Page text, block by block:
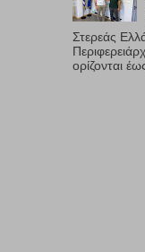
Στερεάς
ορίζονται